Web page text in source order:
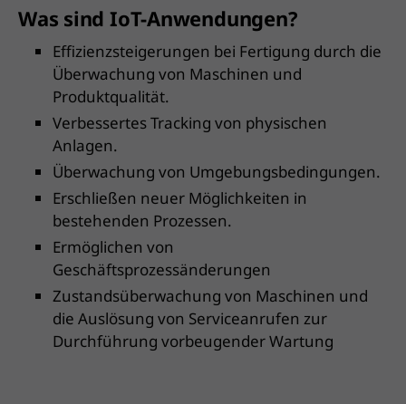
Was sind IoT-Anwendungen?
Effizienzsteigerungen bei Fertigung durch die
Überwachung von Maschinen und
Produktqualität.
Verbessertes Tracking von physischen
Anlagen.
Überwachung von Umgebungsbedingungen.
Erschließen neuer Möglichkeiten in
bestehenden Prozessen.
Ermöglichen von
Geschäftsprozessänderungen
Zustandsüberwachung von Maschinen und
die Auslösung von Serviceanrufen zur
Durchführung vorbeugender Wartung